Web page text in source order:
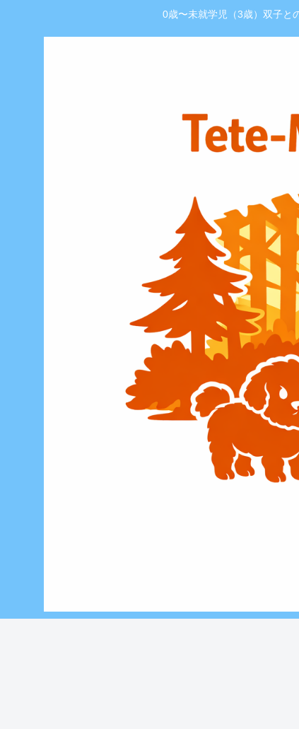
0歳〜未就学児（3歳）双子と